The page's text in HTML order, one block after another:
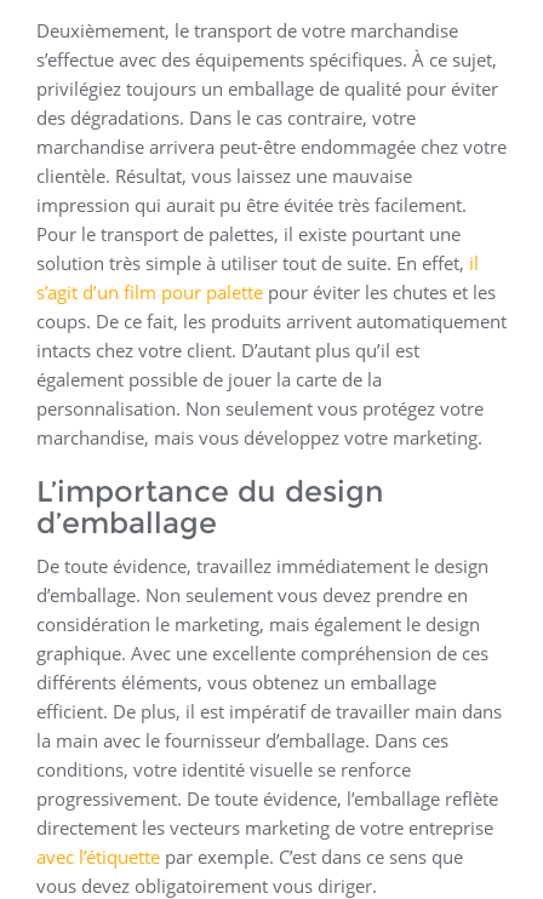
Deuxièmement, le transport de votre marchandise
s’effectue avec des équipements spécifiques. À ce sujet,
privilégiez toujours un emballage de qualité pour éviter
des dégradations. Dans le cas contraire, votre
marchandise arrivera peut-être endommagée chez votre
clientèle. Résultat, vous laissez une mauvaise
impression qui aurait pu être évitée très facilement.
Pour le transport de palettes, il existe pourtant une
solution très simple à utiliser tout de suite. En effet, il
s’agit d’un film pour palette pour éviter les chutes et les
coups. De ce fait, les produits arrivent automatiquement
intacts chez votre client. D’autant plus qu’il est
également possible de jouer la carte de la
personnalisation. Non seulement vous protégez votre
marchandise, mais vous développez votre marketing.
L’importance du design
d’emballage
De toute évidence, travaillez immédiatement le design
d’emballage. Non seulement vous devez prendre en
considération le marketing, mais également le design
graphique. Avec une excellente compréhension de ces
différents éléments, vous obtenez un emballage
efficient. De plus, il est impératif de travailler main dans
la main avec le fournisseur d’emballage. Dans ces
conditions, votre identité visuelle se renforce
progressivement. De toute évidence, l’emballage reflète
directement les vecteurs marketing de votre entreprise
avec l’étiquette par exemple. C’est dans ce sens que
vous devez obligatoirement vous diriger.